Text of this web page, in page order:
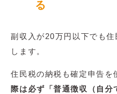
る
副収入が20万円以下でも
します。
住民税の納税も確定申告を
際は必ず「普通徴収（自分